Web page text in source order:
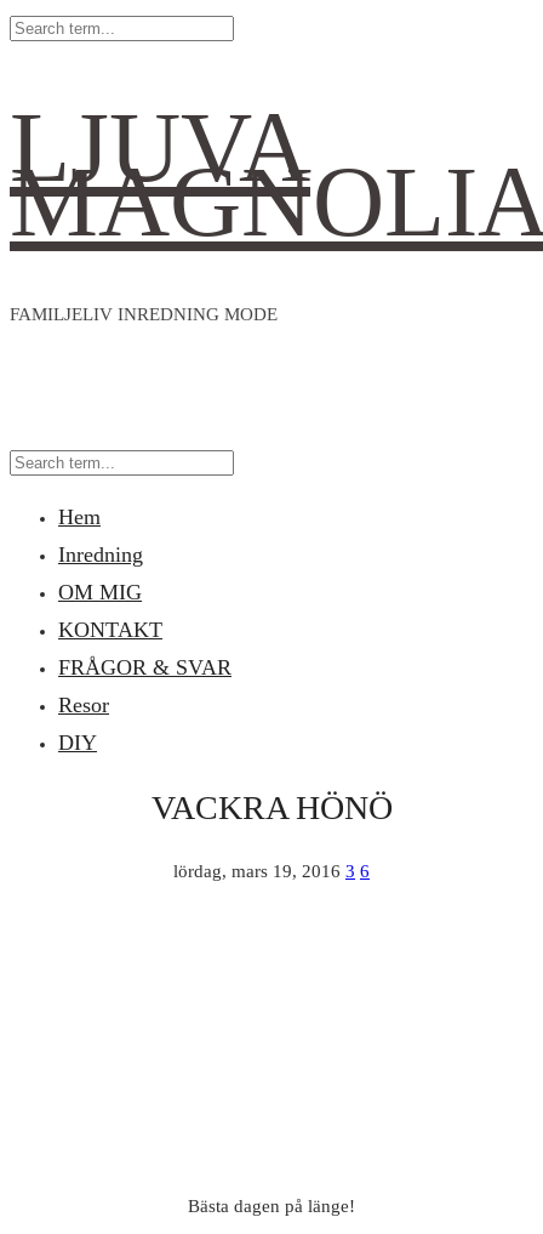
LJUVA
FAMILJELIV INREDNING MODE
Hem
Inredning
OM MIG
KONTAKT
FRÅGOR & SVAR
Resor
DIY
VACKRA HÖNÖ
lördag, mars 19, 2016 3 6
Bästa dagen på länge!